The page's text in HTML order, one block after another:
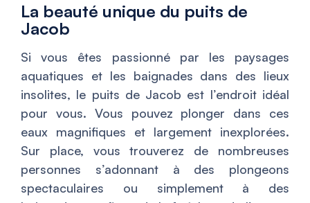
La beauté unique du puits de
Jacob
Si vous êtes passionné par les paysages
aquatiques et les baignades dans des lieux
insolites, le puits de Jacob est l’endroit idéal
pour vous. Vous pouvez plonger dans ces
eaux magnifiques et largement inexplorées.
Sur place, vous trouverez de nombreuses
personnes s’adonnant à des plongeons
spectaculaires ou simplement à des